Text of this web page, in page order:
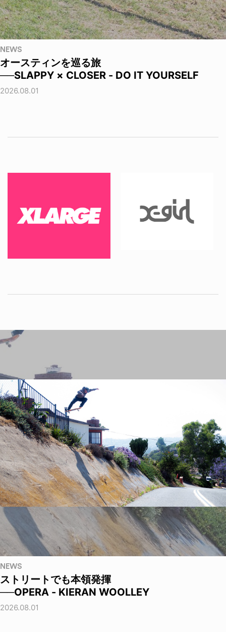
NEWS
オースティンを巡る旅
──SLAPPY × CLOSER - DO IT YOURSELF
2026.08.01
NEWS
ストリートでも本領発揮
──OPERA - KIERAN WOOLLEY
2026.08.01